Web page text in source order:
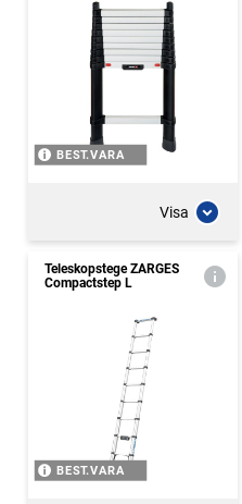
BEST.VARA
Visa
Teleskopstege ZARGES
Compactstep L
BEST.VARA